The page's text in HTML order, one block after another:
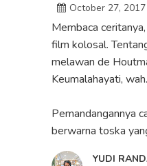
October 27, 2017
Membaca
film kolosal.
melawan de
Keumalahayati,
Pemandangannya
berwarna toska
YUDI